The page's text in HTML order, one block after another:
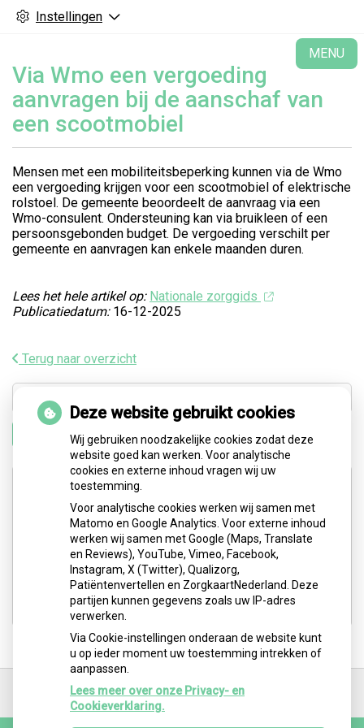
Instellingen
MENU
Via Wmo een vergoeding
aanvragen bij de aanschaf van
een scootmobiel
Mensen met een mobiliteitsbeperking kunnen via de Wmo
een vergoeding krijgen voor een scootmobiel of elektrische
rolstoel. De gemeente beoordeelt de aanvraag via een
Wmo-consulent. Ondersteuning kan via bruikleen of een
persoonsgebonden budget. De vergoeding verschilt per
gemeente en aanvragen kan enkele maanden duren.
Lees het hele artikel op: Nationale zorggids
Publicatiedatum: 16-12-2025
Terug naar overzicht
Zoeken
Adresgegevens
Medisch Centrum Schiepark: Abtsweg 2
3042 GD Rotterdam
06-5251 1550
logo.barbara@gmail.com
de
Deze website gebruikt cookies
Wij gebruiken noodzakelijke cookies zodat deze
website goed kan werken. Voor analytische
cookies en externe inhoud vragen wij uw
toestemming.
Voor analytische cookies werken wij samen met
Matomo en Google Analytics. Voor externe inhoud
werken wij samen met Google (Maps, Translate
en Reviews), YouTube, Vimeo, Facebook,
Instagram, X (Twitter), Qualizorg,
Patiëntenvertellen en ZorgkaartNederland. Deze
partijen kunnen gegevens zoals uw IP-adres
verwerken.
Via Cookie-instellingen onderaan de website kunt
u op ieder moment uw toestemming intrekken of
aanpassen.
Lees meer over onze Privacy- en
Cookieverklaring.